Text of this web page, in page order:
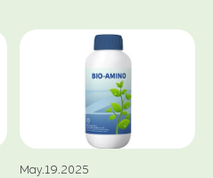
May.19.2025